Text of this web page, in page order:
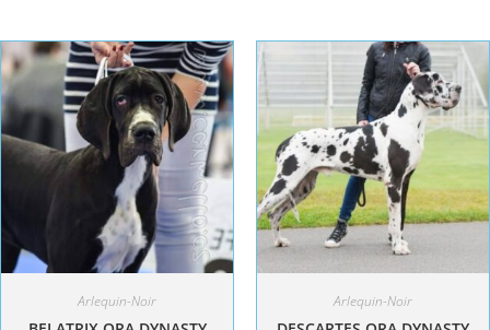
Arlequin-Noir Arlequin-Noir